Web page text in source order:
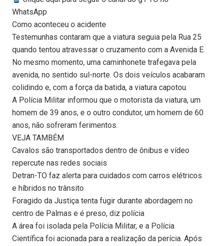
WhatsApp
Como aconteceu o acidente
Testemunhas contaram que a viatura seguia pela Rua 25
quando tentou atravessar o cruzamento com a Avenida E.
No mesmo momento, uma caminhonete trafegava pela
avenida, no sentido sul-norte. Os dois veículos acabaram
colidindo e, com a força da batida, a viatura capotou.
A Polícia Militar informou que o motorista da viatura, um
homem de 39 anos, e o outro condutor, um homem de 60
anos, não sofreram ferimentos.
VEJA TAMBÉM
Cavalos são transportados dentro de ônibus e vídeo
repercute nas redes sociais
Detran-TO faz alerta para cuidados com carros elétricos
e híbridos no trânsito
Foragido da Justiça tenta fugir durante abordagem no
centro de Palmas e é preso, diz polícia
A área foi isolada pela Polícia Militar, e a Polícia
Científica foi acionada para a realização da perícia. Após